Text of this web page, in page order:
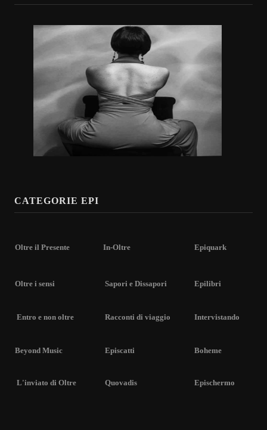
CATEGORIE EPI
Oltre il Presente In-Oltre Epiquark
Oltre i sensi Sapori e Dissapori Epilibri
Entro e non oltre Racconti di viaggio Intervistando
Beyond Music Episcatti Boheme
L'inviato di Oltre Quovadis Epischermo